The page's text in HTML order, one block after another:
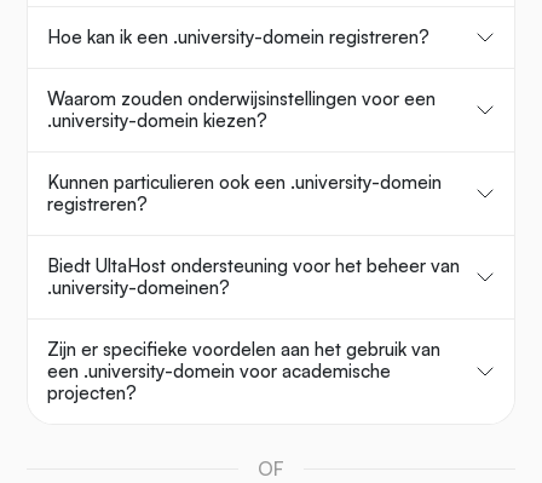
Hoe kan ik een .university-domein registreren?
Waarom zouden onderwijsinstellingen voor een
.university-domein kiezen?
Kunnen particulieren ook een .university-domein
registreren?
Biedt UltaHost ondersteuning voor het beheer van
.university-domeinen?
Zijn er specifieke voordelen aan het gebruik van
een .university-domein voor academische
projecten?
OF